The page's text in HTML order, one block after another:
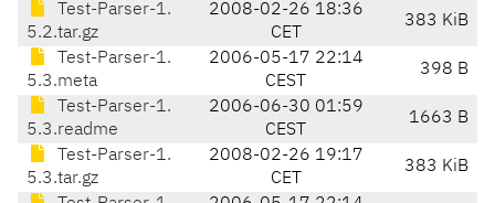
Test-Parser-1.
5.2.tar.gz
2008-02-26 18:36
CET
383 KiB
Test-Parser-1.
5.3.meta
2006-05-17 22:14
CEST
398 B
Test-Parser-1.
5.3.readme
2006-06-30 01:59
CEST
1663 B
Test-Parser-1.
5.3.tar.gz
2008-02-26 19:17
CET
383 KiB